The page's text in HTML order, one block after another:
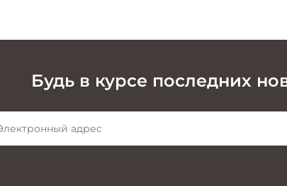
Будь в курсе последних